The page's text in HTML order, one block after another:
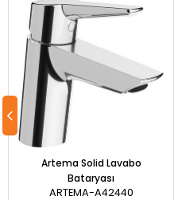
Artema Solid Lavabo
Bataryası
ARTEMA-A42440